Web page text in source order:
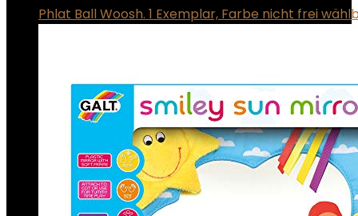
Phlat Ball Woosh. 1 Exemplar, Farbe nicht frei